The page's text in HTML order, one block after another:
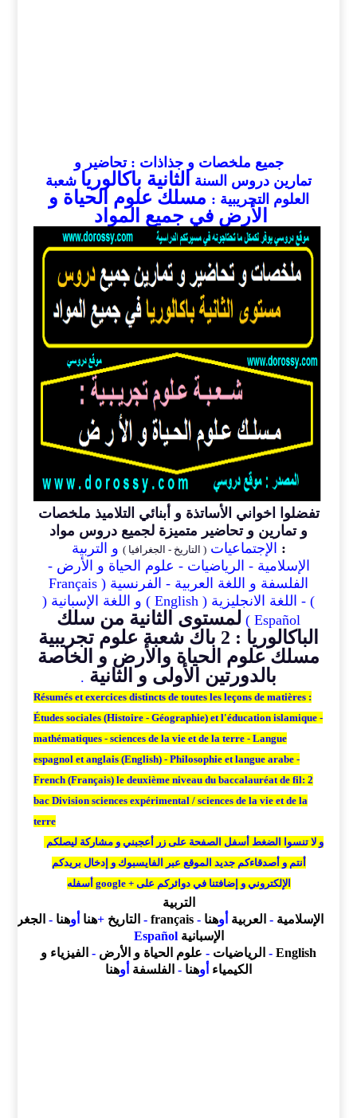
جميع ملخصات و جذاذات : تحاضير و
تمارين دروس السنة الثانية باكالوريا شعبة
العلوم التجريبية : مسلك علوم الحياة و
الأرض في جميع ا لمواد
تفضلوا اخواني الأساتذة و أبنائي التلاميذ ملخصات
و تمارين و تحاضير متميزة لجميع دروس مواد
: الإجتماعيات ( التاريخ - الجغرافيا ) و التربية
الإسلامية - الرياضيات - علوم الحياة و الأرض -
الفلسفة و اللغة العربية - الفرنسية ( Français
)
- اللغة الانجليزية ( English ) و اللغة الإسبانية (
Español )
لمستوى الثانية من سلك
الباكالوريا : 2 باك شعبة علوم تجريبية
مسلك علوم الحياة والأرض و الخاصة
بالدورتين الأولى و الثانية .
Résumés et exercices distincts de toutes les leçons de matières :
Études sociales (Histoire - Géographie) et l'éducation islamique -
mathématiques - sciences de la vie et de la terre - Langue
espagnol et anglais (English) - Philosophie et langue arabe -
French (Français) le deuxième niveau du baccalauréat de fil: 2
bac Division sciences expérimental / sciences de la vie et de la
terre
و لا تنسوا الضغط أسفل الصفحة على زر أعجبني و مشاركة ليصلكم
أنتم و أصدقاءكمجديد الموقع عبر الفايسبوك و إدخال بريدكم
الإلكتروني و إضافتنا في دوائركم على + google أسفله
التربية
الإسلامية - العربية أوهنا -
français
- التاريخ +هنا أوهنا -
الإسبانية Español
English
- الرياضيات - علوم الحياة و الأرض - الفيزياء و
الكيمياء أوهنا - الفلسفة أوهنا